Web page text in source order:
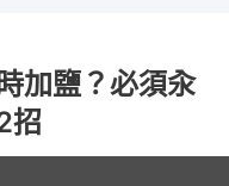
加鹽？必須汆
招